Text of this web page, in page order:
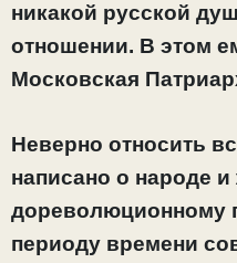
никакой русской
отношении. В этом
Московская
Неверно относить
написано о народе
дореволюционному
периоду времени